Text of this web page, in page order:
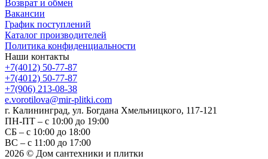
Возврат и обмен
Вакансии
График поступлений
Каталог производителей
Политика конфиденциальности
Наши контакты
+7(4012) 50-77-87
+7(4012) 50-77-87
+7(906) 213-08-38
e.vorotilova@mir-plitki.com
г. Калининград, ул. Богдана Хмельницкого, 117-121
ПН-ПТ – с 10:00 до 19:00
СБ – с 10:00 до 18:00
ВС – с 11:00 до 17:00
2026 © Дом сантехники и плитки